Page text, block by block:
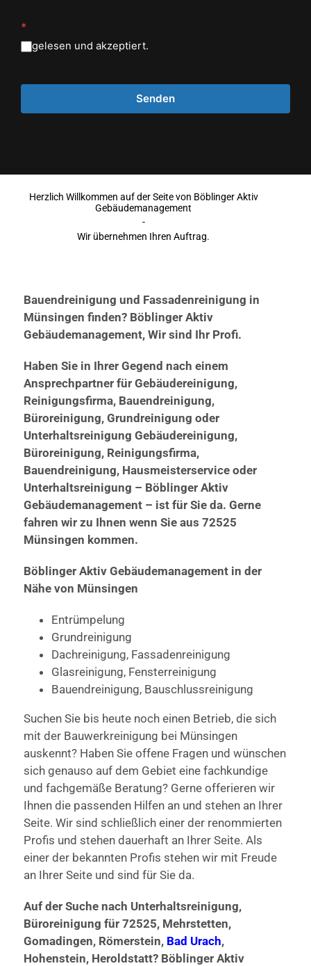
*
gelesen und akzeptiert.
Herzlich Willkommen auf der Seite von Böblinger Aktiv
Gebäudemanagement
-
Wir übernehmen Ihren Auftrag.
Bauendreinigung und Fassadenreinigung in
Münsingen finden? Böblinger Aktiv
Gebäudemanagement, Wir sind Ihr Profi.
Haben Sie in Ihrer Gegend nach einem
Ansprechpartner für Gebäudereinigung,
Reinigungsfirma, Bauendreinigung,
Büroreinigung, Grundreinigung oder
Unterhaltsreinigung Gebäudereinigung,
Büroreinigung, Reinigungsfirma,
Bauendreinigung, Hausmeisterservice oder
Unterhaltsreinigung – Böblinger Aktiv
Gebäudemanagement – ist für Sie da. Gerne
fahren wir zu Ihnen wenn Sie aus 72525
Münsingen kommen.
Böblinger Aktiv Gebäudemanagement in der
Nähe von Münsingen
Entrümpelung
Grundreinigung
Dachreinigung, Fassadenreinigung
Glasreinigung, Fensterreinigung
Bauendreinigung, Bauschlussreinigung
Suchen Sie bis heute noch einen Betrieb, die sich
mit der Bauwerkreinigung bei Münsingen
auskennt? Haben Sie offene Fragen und wünschen
sich genauso auf dem Gebiet eine fachkundige
und fachgemäße Beratung? Gerne offerieren wir
Ihnen die passenden Hilfen an und stehen an Ihrer
Seite. Wir sind schließlich einer der renommierten
Profis und stehen dauerhaft an Ihrer Seite. Als
einer der bekannten Profis stehen wir mit Freude
an Ihrer Seite und sind für Sie da.
Auf der Suche nach Unterhaltsreinigung,
Büroreinigung für 72525, Mehrstetten,
Gomadingen, Römerstein, Bad Urach,
Hohenstein, Heroldstatt? Böblinger Aktiv